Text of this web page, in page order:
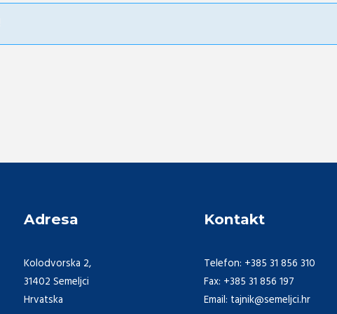
Adresa
Kolodvorska 2,
31402 Semeljci
Hrvatska
Kontakt
Telefon: +385 31 856 310
Fax: +385 31 856 197
Email: tajnik@semeljci.hr